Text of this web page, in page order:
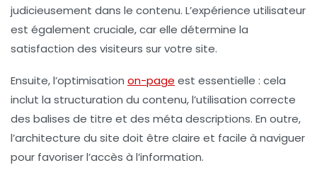
judicieusement dans le contenu. L’expérience utilisateur
est également cruciale, car elle détermine la
satisfaction des visiteurs sur votre site.
Ensuite, l’optimisation on-page est essentielle : cela
inclut la structuration du contenu, l’utilisation correcte
des balises de titre et des méta descriptions. En outre,
l’architecture du site doit être claire et facile à naviguer
pour favoriser l’accès à l’information.